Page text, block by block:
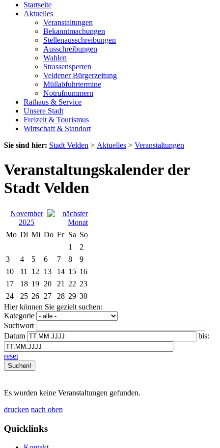
Startseite
Aktuelles
Veranstaltungen
Bekanntmachungen
Stellenausschreibungen
Ausschreibungen
Wahlen
Strassensperren
Veldener Bürgerzeitung
Müllabfuhrtermine
Notrufnummern
Rathaus & Service
Unsere Stadt
Freizeit & Tourismus
Wirtschaft & Standort
Sie sind hier: Stadt Velden > Aktuelles > Veranstaltungen
Veranstaltungskalender der
Stadt Velden
November
2025
Mo Di Mi Do Fr Sa So
1
2
3
4 5 6 7 8
9
10
11 12 13 14 15 16
17
18 19 20 21 22 23
24
25 26 27 28 29 30
Hier können Sie gezielt suchen:
Kategorie
Suchwort
Datum
bis:
reset
Es wurden keine Veranstaltungen gefunden.
drucken nach oben
Quicklinks